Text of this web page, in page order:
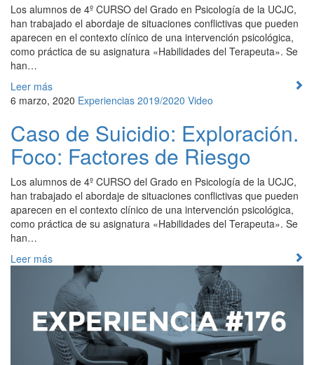
Los alumnos de 4º CURSO del Grado en Psicología de la UCJC,
han trabajado el abordaje de situaciones conflictivas que pueden
aparecen en el contexto clínico de una intervención psicológica,
como práctica de su asignatura «Habilidades del Terapeuta». Se
han…
Leer más
6 marzo, 2020 Experiencias 2019/2020 Video
Caso de Suicidio: Exploración.
Foco: Factores de Riesgo
Los alumnos de 4º CURSO del Grado en Psicología de la UCJC,
han trabajado el abordaje de situaciones conflictivas que pueden
aparecen en el contexto clínico de una intervención psicológica,
como práctica de su asignatura «Habilidades del Terapeuta». Se
han…
Leer más